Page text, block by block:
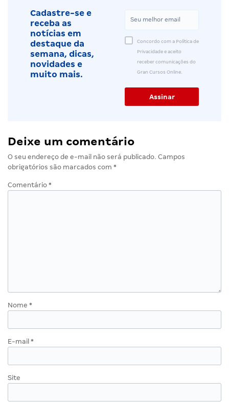
Cadastre-se e
receba as
notícias em
destaque da
semana, dicas,
novidades e
muito mais.
Concordo com a Política de
Privacidade e aceito
receber comunicações do
Gran Cursos Online.
Deixe um comentário
O seu endereço de e-mail não será publicado. Campos
obrigatórios são marcados com *
Comentário *
Nome *
E-mail *
Site